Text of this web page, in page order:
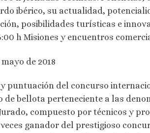
ibérico, su actualidad,
posibilidades turísticas e
h Misiones y encuentros
de 2018
puntuación del concurso
de bellota perteneciente a las
compuesto por técnicos y
ganador del prestigioso